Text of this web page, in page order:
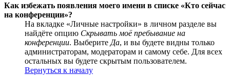
Как избежать появления моего имени в списке «Кто сейчас
на конференции»?
На вкладке «Личные настройки» в личном разделе вы
найдёте опцию Скрывать моё пребывание на
конференции. Выберите Да, и вы будете видны только
администраторам, модераторам и самому себе. Для всех
остальных вы будете скрытым пользователем.
Вернуться к началу